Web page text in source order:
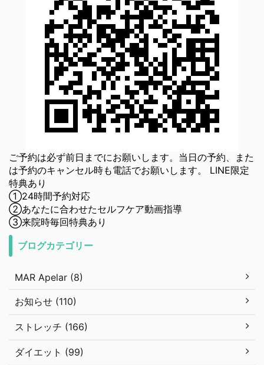
ご予約は必ず前日までにお願いします。当日の予約、また
は予約のキャンセル時も電話でお願いします。 LINE限定
特典あり
①24時間予約対応
②あなたに合わせたセルフケア動画指導
③来院時毎回特典あり
ブログカテゴリー
MAR Apelar (8)
お知らせ (110)
ストレッチ (166)
ダイエット (99)